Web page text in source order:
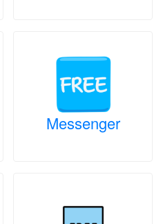
Messenger